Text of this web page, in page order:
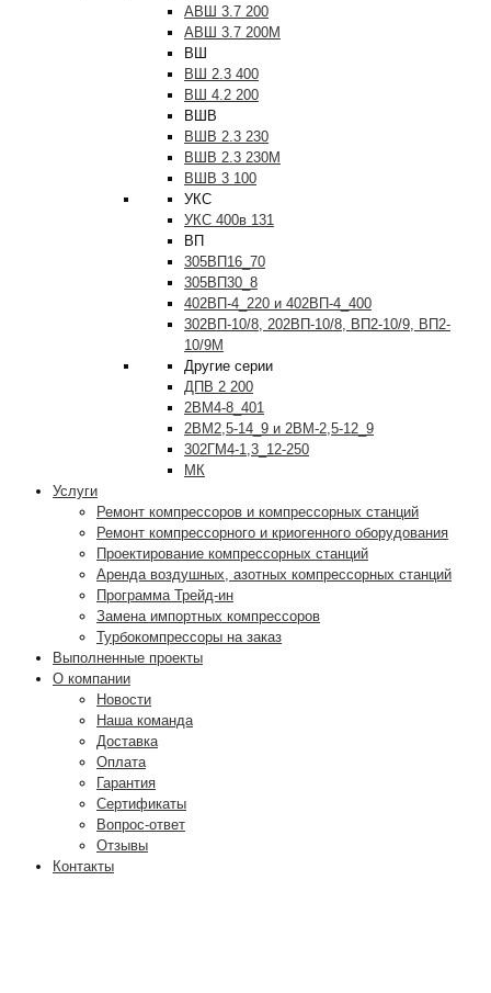
АВШ 3.7 200
АВШ 3.7 200М
ВШ
ВШ 2.3 400
ВШ 4.2 200
ВШВ
ВШВ 2.3 230
ВШВ 2.3 230М
ВШВ 3 100
УКС
УКС 400в 131
ВП
305ВП16_70
305ВП30_8
402ВП-4_220 и 402ВП-4_400
302ВП-10/8, 202ВП-10/8, ВП2-10/9, ВП2-
10/9М
Другие серии
ДПВ 2 200
2ВМ4-8_401
2ВМ2,5-14_9 и 2ВМ-2,5-12_9
302ГМ4-1,3_12-250
МК
Услуги
Ремонт компрессоров и компрессорных станций
Ремонт компрессорного и криогенного оборудования
Проектирование компрессорных станций
Аренда воздушных, азотных компрессорных станций
Программа Трейд-ин
Замена импортных компрессоров
Турбокомпрессоры на заказ
Выполненные проекты
О компании
Новости
Наша команда
Доставка
Оплата
Гарантия
Сертификаты
Вопрос-ответ
Отзывы
Контакты